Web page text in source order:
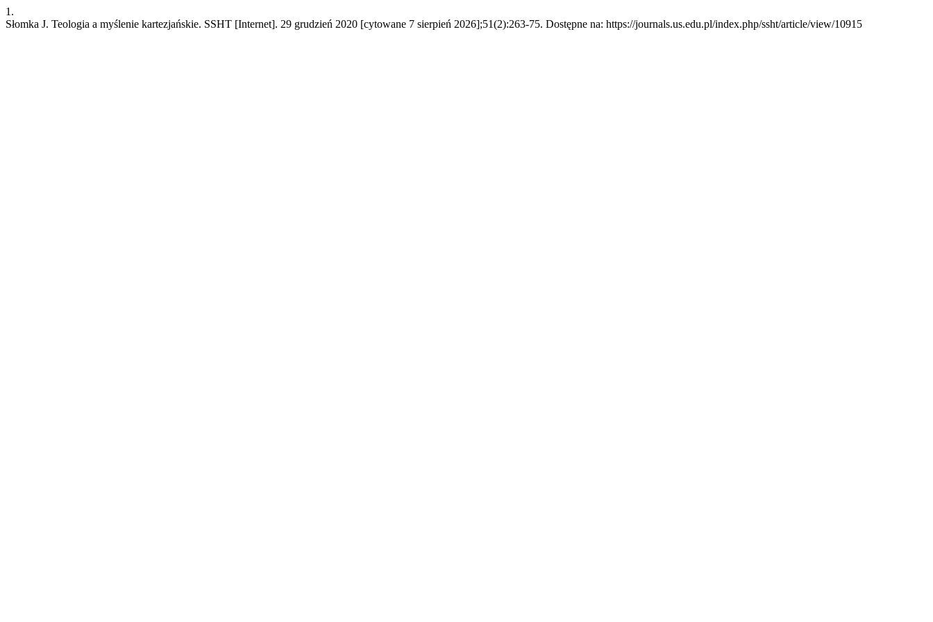
1.
Słomka J. Teologia a myślenie kartezjańskie. SSHT [Internet]. 29 grudzień 2020 [cytowane 7 sierpień 2026];51(2):263-75. Dostępne na: https://journals.us.edu.pl/index.php/ssht/article/view/10915